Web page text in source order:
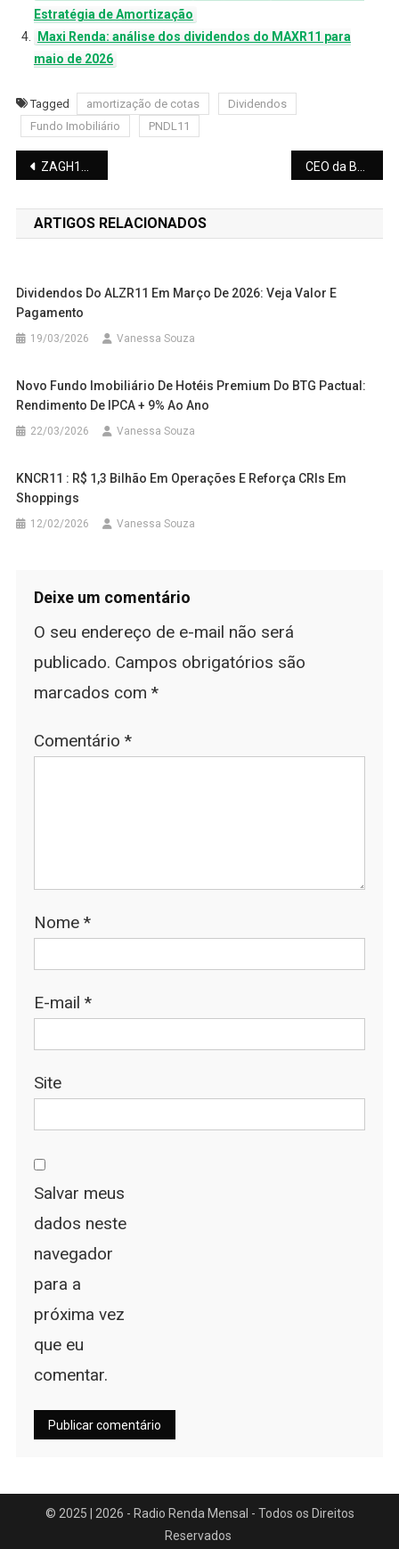
Estratégia de Amortização
Maxi Renda: análise dos dividendos do MAXR11 para
maio de 2026
Tagged amortização de cotas
Dividendos
Fundo Imobiliário
PNDL11
Navegação
de
Post
ZAGH11: Fundo Imobiliário Movimenta Portfólio e Registra Rentabilidade Total de 22,79% CEO da B3 assume o comando do Santander: o que esperar dessa dança das cadeiras no mercado financeiro
ARTIGOS RELACIONADOS
Dividendos Do ALZR11 Em Março De 2026: Veja Valor E
Pagamento
19/03/2026 Vanessa Souza
Novo Fundo Imobiliário De Hotéis Premium Do BTG Pactual:
Rendimento De IPCA + 9% Ao Ano
22/03/2026 Vanessa Souza
KNCR11 : R$ 1,3 Bilhão Em Operações E Reforça CRIs Em
Shoppings
12/02/2026 Vanessa Souza
Deixe um comentário
O seu endereço de e-mail não será
publicado. Campos obrigatórios são
marcados com *
Comentário *
Nome *
E-mail *
Site
Salvar meus
dados neste
navegador
para a
próxima vez
que eu
comentar.